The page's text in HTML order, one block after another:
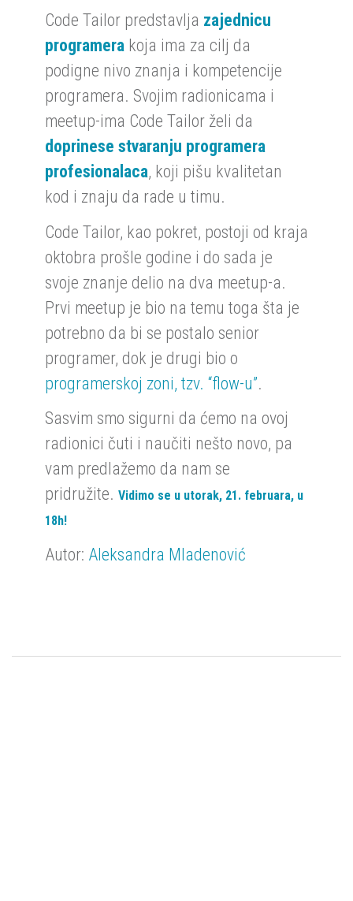
Code Tailor predstavlja zajednicu
programerakoja ima za cilj da
podigne nivo znanja i kompetencije
programera. Svojim radionicama i
meetup-ima Code Tailor želi da
doprinese stvaranju programera
profesionalaca, koji pišu kvalitetan
kod i znaju da rade u timu.
Code Tailor, kao pokret, postoji od kraja
oktobra prošle godine i do sada je
svoje znanje delio na dva meetup-a.
Prvi meetup je bio na temu toga šta je
potrebno da bi se postalo senior
programer, dok je drugi bio o
programerskoj zoni, tzv. “flow-u”.
Sasvim smo sigurni da ćemo na ovoj
radionici čuti i naučiti nešto novo, pa
vam predlažemo da nam se
pridružite. Vidimo se u utorak, 21. februara, u
18h!
Autor: Aleksandra Mladenović